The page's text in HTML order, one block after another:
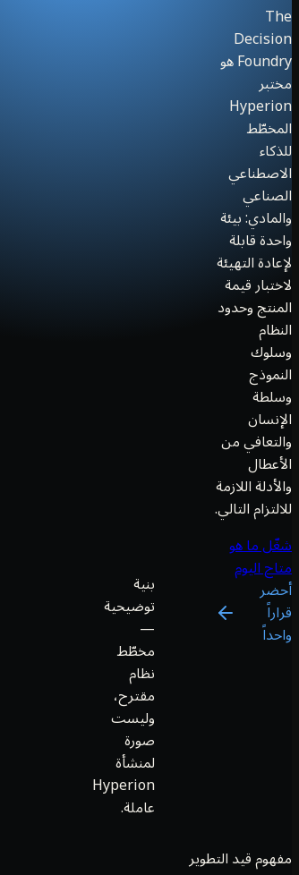
The
Decision
Foundry هو
مختبر
Hyperion
المخطّط
للذكاء
الاصطناعي
الصناعي
والمادي: بيئة
واحدة قابلة
لإعادة التهيئة
لاختبار قيمة
المنتج وحدود
النظام
وسلوك
النموذج
وسلطة
الإنسان
والتعافي من
الأعطال
والأدلة اللازمة
للالتزام التالي.
شغّل ما هو
متاح اليوم
أحضر
قراراً
واحداً
بنية
توضيحية
—
مخطّط
نظام
مقترح،
وليست
صورة
لمنشأة
Hyperion
عاملة.
مفهوم قيد التطوير